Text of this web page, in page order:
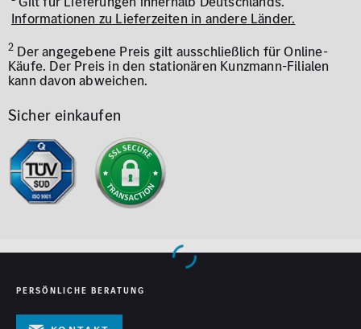
Informationen zu Lieferzeiten in andere Länder.
2 Der angegebene Preis gilt ausschließlich für Online-
Käufe. Der Preis in den stationären Kunzmann-Filialen
kann davon abweichen.
Sicher einkaufen
PERSÖNLICHE BERATUNG